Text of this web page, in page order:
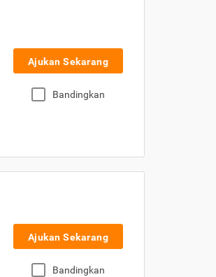
Ajukan Sekarang
Bandingkan
Ajukan Sekarang
Bandingkan